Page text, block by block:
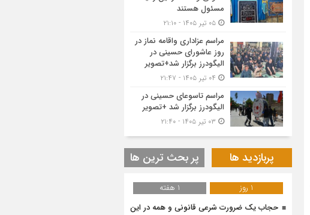
مسئول هستند
مراسم عزاداری واقامه نماز در
روز عاشورای حسینی در
الیگودرز برگزار شد+تصویر
مراسم تاسوعای حسینی در
الیگودرز برگزار شد +تصویر
پربازدید ها پر بحث ترین ها
1 روز
1 هفته
حجاب یک ضرورت شرعی قانونی و همه در این